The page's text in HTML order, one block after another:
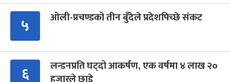
५ ओली-प्रचण्डको तीन बुँदेले प्रदेशपिच्छे संकट
६
लन्डनप्रति घट्दो आकर्षण, एक वर्षमा ४ लाख २०